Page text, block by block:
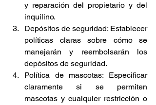
y reparación del propietario y del
inquilino.
Depósitos de seguridad: Establecer
políticas claras sobre cómo se
manejarán y reembolsarán los
depósitos de seguridad.
Política de mascotas: Especificar
claramente si se permiten
mascotas y cualquier restricción o